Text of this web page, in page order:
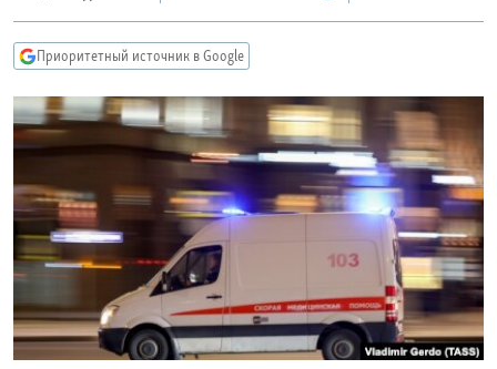
Вернутся
поиску
КАВКАЗ.РЕАЛИИ
СЕВЕР.РЕАЛИИ
СИБИРЬ.РЕАЛИИ
РАСПИСАНИЕ ВЕЩАНИЯ
ПОДПИШИТЕСЬ НА РАССЫЛКУ
СОЦИАЛЬНЫЕ СЕТИ
Приоритетный источник в Google